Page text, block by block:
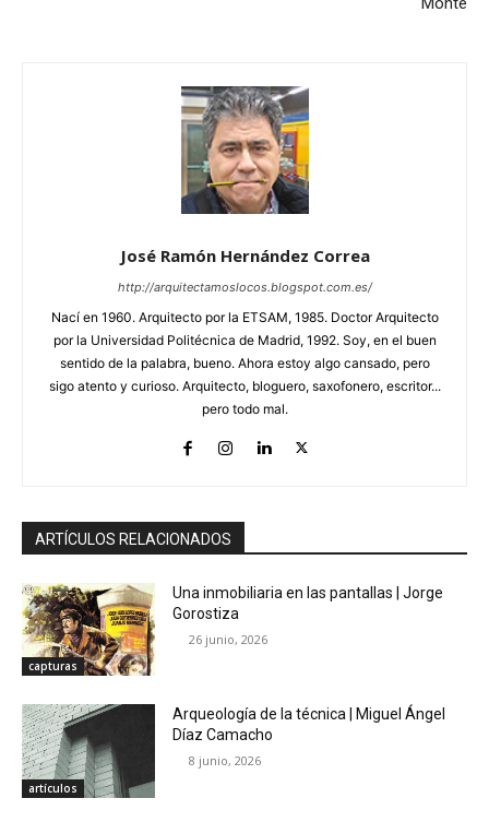
José Ramón Hernández Correa
http://arquitectamoslocos.blogspot.com.es/
Nací en 1960. Arquitecto por la ETSAM, 1985. Doctor Arquitecto
por la Universidad Politécnica de Madrid, 1992. Soy, en el buen
sentido de la palabra, bueno. Ahora estoy algo cansado, pero
sigo atento y curioso. Arquitecto, bloguero, saxofonero, escritor...
pero todo mal.
ARTÍCULOS RELACIONADOS
capturas
Una inmobiliaria en las pantallas | Jorge
Gorostiza
26 junio, 2026
artículos
Arqueología de la técnica | Miguel Ángel
Díaz Camacho
8 junio, 2026